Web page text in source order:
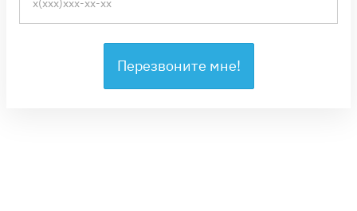
Перезвоните мне!